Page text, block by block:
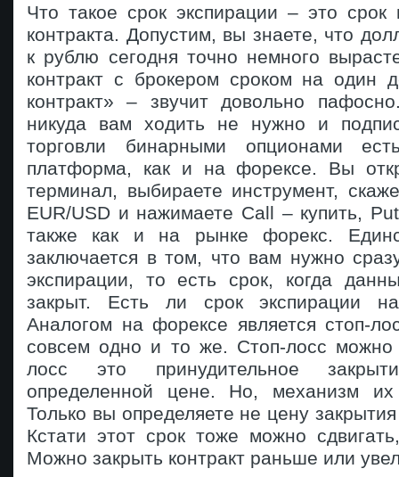
Что такое срок экспирации – это срок
контракта. Допустим, вы знаете, что
к рублю сегодня точно немного
контракт с брокером сроком на один
контракт» – звучит довольно
никуда вам ходить не нужно и
торговли бинарными опционами
платформа, как и на форексе. Вы
терминал, выбираете инструмент,
EUR/USD и нажимаете Call – купить,
также как и на рынке форекс.
заключается в том, что вам нужно
экспирации, то есть срок, когда
закрыт. Есть ли срок экспирации
Аналогом на форексе является стоп-
совсем одно и то же. Стоп-лосс можно
лосс это принудительное
определенной цене. Но, механизм их
Только вы определяете не цену
Кстати этот срок тоже можно
Можно закрыть контракт раньше или